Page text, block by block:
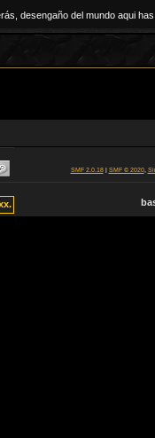
desengaño del mundo aqui
SMF 2.0.18| SMF © 2020,